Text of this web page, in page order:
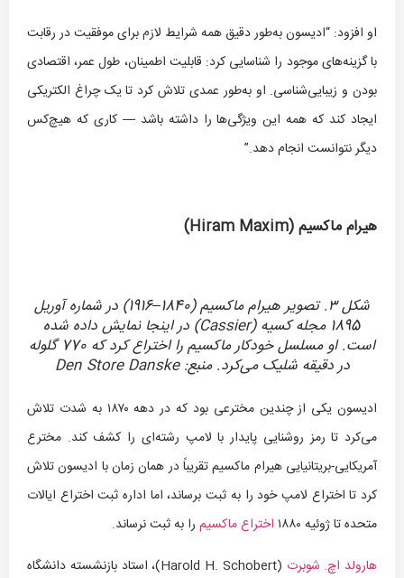
او افزود: “ادیسون به‌طور دقیق همه شرایط لازم برای موفقیت در رقابت
با گزینه‌های موجود را شناسایی کرد: قابلیت اطمینان، طول عمر، اقتصادی
بودن و زیبایی‌شناسی. او به‌طور عمدی تلاش کرد تا یک چراغ الکتریکی
ایجاد کند که همه این ویژگی‌ها را داشته باشد — کاری که هیچ‌کس
دیگر نتوانست انجام دهد.”
هیرام ماکسیم (Hiram Maxim
)
شکل ۳. تصویر هیرام ماکسیم (1840–1916) در شماره آوریل
1895 مجله کسیه (Cassier) در اینجا نمایش داده شده
است. او مسلسل خودکار ماکسیم را اختراع کرد که 770 گلوله
در دقیقه شلیک می‌کرد. منبع: Den Store Danske
ادیسون یکی از چندین مخترعی بود که در دهه ۱۸۷۰ به شدت تلاش
می‌کرد تا رمز روشنایی پایدار با لامپ رشته‌ای را کشف کند. مخترع
آمریکایی-بریتانیایی هیرام ماکسیم تقریباً در همان زمان با ادیسون تلاش
کرد تا اختراع لامپ خود را به ثبت برساند، اما اداره ثبت اختراع ایالات
متحده تا ژوئیه ۱۸۸۰
اختراع ماکسیم را به ثبت نرساند.
هارولد اچ. شوبرت
(Harold H. Schobert)، استاد بازنشسته دانشگاه